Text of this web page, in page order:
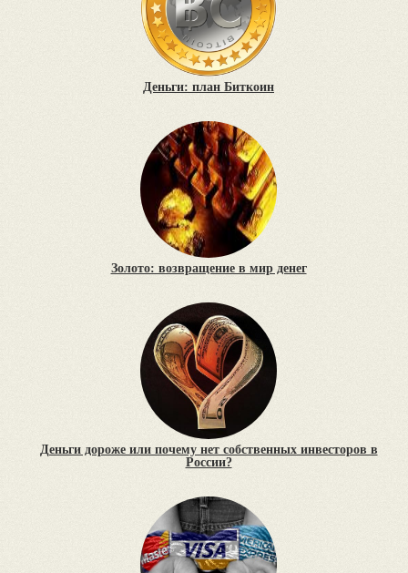
Деньги: план Биткоин
Золото: возвращение в мир денег
Деньги дороже или почему нет собственных инвесторов в
России?